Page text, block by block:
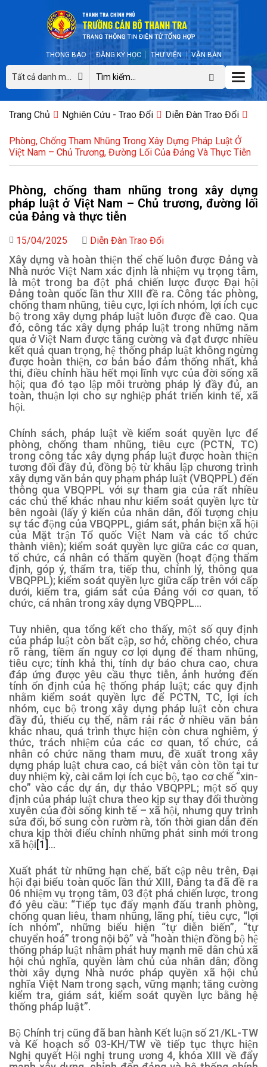
THÔNG BÁO ĐĂNG KÝ HỌC THƯ VIỆN VĂN BẢN
Tất cả danh mục
Toggle
Trang Chủ Nghiên Cứu - Trao Đổi Diễn Đàn Trao Đổi
Phòng, Chống Tham Nhũng Trong Xây Dựng Pháp Luật Ở
Việt Nam – Chủ Trương, Đường Lối Của Đảng Và Thực Tiễn
Phòng, chống tham nhũng trong xây dựng
pháp luật ở Việt Nam – Chủ trương, đường lối
của Đảng và thực tiễn
15/04/2025 Diễn Đàn Trao Đổi
Xây dựng và hoàn thiện thể chế luôn được Đảng và
Nhà nước Việt Nam xác định là nhiệm vụ trọng tâm,
là một trong ba đột phá chiến lược được Đại hội
Đảng toàn quốc lần thư XIII đề ra. Công tác phòng,
chống tham nhũng, tiêu cực, lợi ích nhóm, lợi ích cục
bộ trong xây dựng pháp luật luôn được đề cao. Qua
đó, công tác xây dựng pháp luật trong những năm
qua ở Việt Nam được tăng cường và đạt được nhiều
kết quả quan trọng, hệ thống pháp luật không ngừng
được hoàn thiện, cơ bản bảo đảm thống nhất, khả
thi, điều chỉnh hầu hết mọi lĩnh vực của đời sống xã
hội; qua đó tạo lập môi trường pháp lý đầy đủ, an
toàn, thuận lợi cho sự nghiệp phát triển kinh tế, xã
hội.
Chính sách, pháp luật về kiểm soát quyền lực để
phòng, chống tham nhũng, tiêu cực (PCTN, TC)
trong công tác xây dựng pháp luật được hoàn thiện
tương đối đầy đủ, đồng bộ từ khâu lập chương trình
xây dựng văn bản quy phạm pháp luật (VBQPPL) đến
thông qua VBQPPL với sự tham gia của rất nhiều
các chủ thể khác nhau như kiểm soát quyền lực từ
bên ngoài (lấy ý kiến của nhân dân, đối tượng chịu
sự tác động của VBQPPL, giám sát, phản biện xã hội
của Mặt trận Tổ quốc Việt Nam và các tổ chức
thành viên); kiểm soát quyền lực giữa các cơ quan,
tổ chức, cá nhân có thẩm quyền (hoạt động thẩm
định, góp ý, thẩm tra, tiếp thu, chỉnh lý, thông qua
VBQPPL); kiểm soát quyền lực giữa cấp trên với cấp
dưới, kiểm tra, giám sát của Đảng với cơ quan, tổ
chức, cá nhân trong xây dựng VBQPPL…
Tuy nhiên, qua tổng kết cho thấy, một số quy định
của pháp luật còn bất cập, sơ hở, chồng chéo, chưa
rõ ràng, tiềm ẩn nguy cơ lợi dụng để tham nhũng,
tiêu cực; tính khả thi, tính dự báo chưa cao, chưa
đáp ứng được yêu cầu thực tiễn, ảnh hưởng đến
tính ổn định của hệ thống pháp luật; các quy định
nhằm kiểm soát quyền lực để PCTN, TC, lợi ích
nhóm, cục bộ trong xây dựng pháp luật còn chưa
đầy đủ, thiếu cụ thể, nằm rải rác ở nhiều văn bản
khác nhau, quá trình thực hiện còn chưa nghiêm, ý
thức, trách nhiệm của các cơ quan, tổ chức, cá
nhân có chức năng tham mưu, đề xuất trong xây
dựng pháp luật chưa cao, cá biệt vẫn còn tồn tại tư
duy nhiệm kỳ, cài cắm lợi ích cục bộ, tạo cơ chế “xin-
cho” vào các dự án, dự thảo VBQPPL; một số quy
định của pháp luật chưa theo kịp sự thay đổi thường
xuyên của đời sống kinh tế – xã hội, nhưng quy trình
sửa đổi, bổ sung còn rườm rà, tốn thời gian dẫn đến
chưa kịp thời điểu chỉnh những phát sinh mới trong
xã hội[1]…
Xuất phát từ những hạn chế, bất cập nêu trên, Đại
hội đại biểu toàn quốc lần thứ XIII, Đảng ta đã đề ra
06 nhiệm vụ trọng tâm, 03 đột phá chiến lược, trong
đó yêu cầu: “Tiếp tục đẩy mạnh đấu tranh phòng,
chống quan liêu, tham nhũng, lãng phí, tiêu cực, “lợi
ích nhóm”, những biểu hiện “tự diễn biến”, “tự
chuyển hoá” trong nội bộ” và “hoàn thiện đồng bộ hệ
thống pháp luật nhằm phát huy mạnh mẽ dân chủ xã
hội chủ nghĩa, quyền làm chủ của nhân dân; đồng
thời xây dựng Nhà nước pháp quyền xã hội chủ
nghĩa Việt Nam trong sạch, vững mạnh; tăng cường
kiểm tra, giám sát, kiểm soát quyền lực bằng hệ
thống pháp luật”.
Bộ Chính trị cũng đã ban hành Kết luận số 21/KL-TW
và Kế hoạch số 03-KH/TW về tiếp tục thực hiện
Nghị quyết Hội nghị trung ương 4, khóa XIII về đẩy